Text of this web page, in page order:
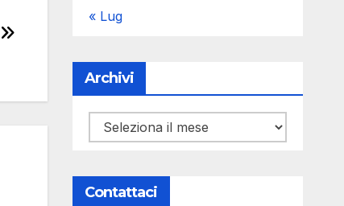
« Lug
Archivi
Archivi
Contattaci